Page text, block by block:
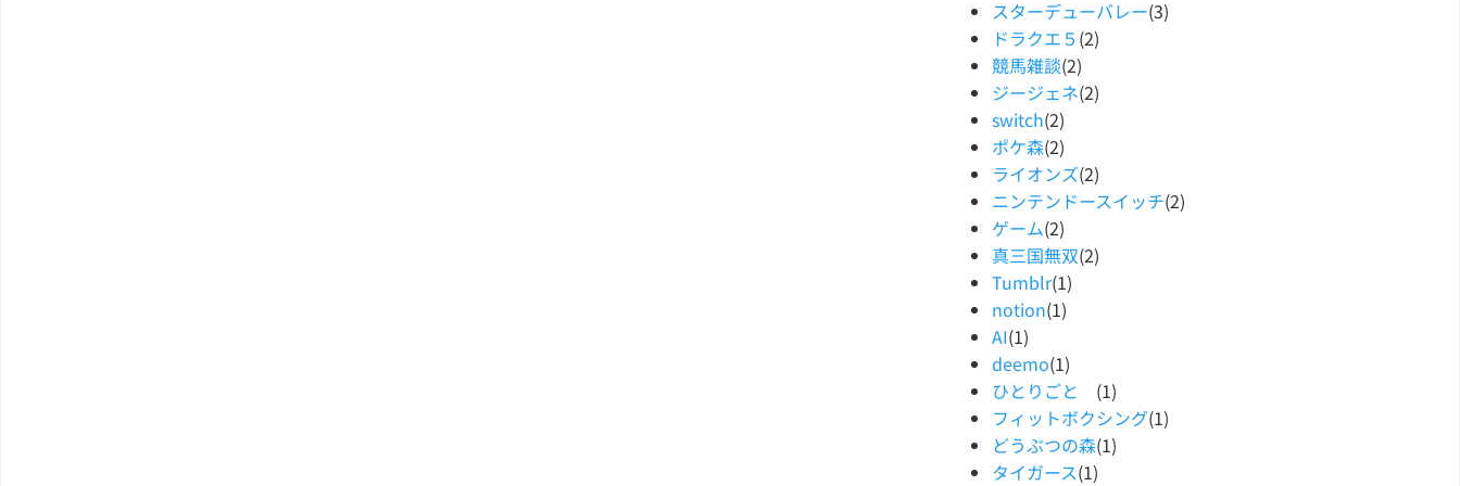
スターデューバレー(3)
ドラクエ５ (2)
競馬雑談(2)
ジージェネ(2)
switch(2)
ポケ森(2)
ライオンズ(2)
ニンテンドースイッチ(2)
ゲーム(2)
真三国無双(2)
Tumblr(1)
notion(1)
AI(1)
deemo(1)
ひとりごと (1)
フィットボクシング(1)
どうぶつの森(1)
タイガース(1)